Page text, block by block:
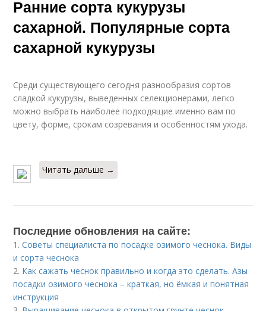
Ранние сорта кукурузы
сахарной. Популярные сорта
сахарной кукурузы
Среди существующего сегодня разнообразия сортов
сладкой кукурузы, выведенных селекционерами, легко
можно выбрать наиболее подходящие именно вам по
цвету, форме, срокам созревания и особенностям ухода.
Читать дальше →
Последние обновления на сайте:
1.Советы специалиста по посадке озимого чеснока. Виды
и сорта чеснока
2. Как сажать чеснок правильно и когда это сделать. Азы
посадки озимого чеснока – краткая, но ёмкая и понятная
инструкция